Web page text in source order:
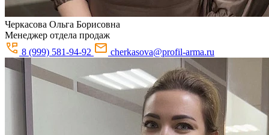
Черкасова Ольга Борисовна
Менеджер отдела продаж
8 (999) 581-94-92
cherkasova@profil-arma.ru